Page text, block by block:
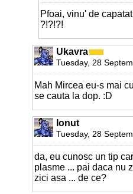
Pfoai, vinu' de
?!?!?!
Ukavra
Tuesday, 28
Mah Mircea eu-s mai
se cauta la dop. :D
Ionut
Tuesday, 28
da, eu cunosc un tip
plasme ... pai daca nu
zici asa ... de ce?